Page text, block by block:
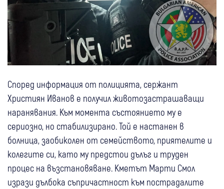
Според информация от полицията, сержант
Християн Иванов е получил животозастрашаващи
наранявания. Към момента състоянието му е
сериозно, но стабилизирано. Той е настанен в
болница, заобиколен от семейството, приятелите и
колегите си, като му предстои дълъг и труден
процес на възстановяване. Кметът Марти Смол
изрази дълбока съпричастност към пострадалите